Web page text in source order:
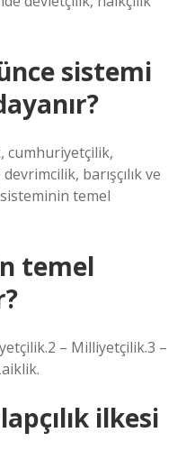
sistemi
cumhuriyetçilik,
barışçılık ve
sisteminin temel
temel
– Milliyetçilik.3 –
ilkesi